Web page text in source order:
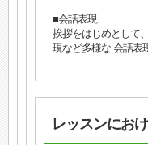
■会話表現
挨拶をはじめとして
現など多様な 会話表
レッスンにお